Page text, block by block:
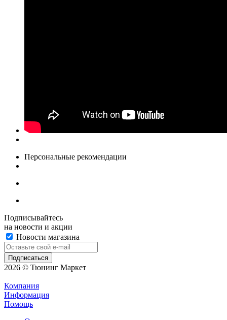
Персональные рекомендации
Подписывайтесь
на новости и акции
Новости магазина
2026 © Тюнинг Маркет
Компания
Информация
Помощь